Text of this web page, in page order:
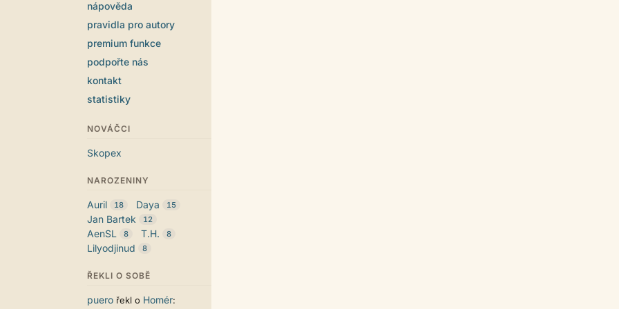
nápověda
pravidla pro autory
premium funkce
podpořte nás
kontakt
statistiky
NOVÁČCI
Skopex
NAROZENINY
Auril 18 Daya 15
Jan Bartek 12
AenSL 8 T.H. 8
Lilyodjinud 8
ŘEKLI O SOBĚ
puero řekl o Homér: